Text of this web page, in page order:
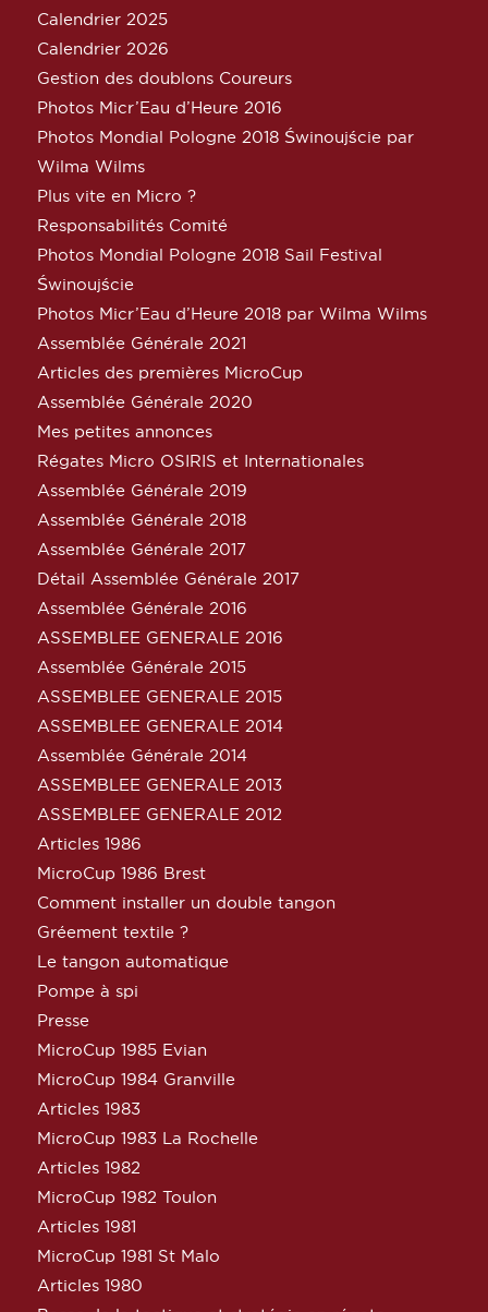
Calendrier 2025
Calendrier 2026
Gestion des doublons Coureurs
Photos Micr’Eau d’Heure 2016
Photos Mondial Pologne 2018 Świnoujście par
Wilma Wilms
Plus vite en Micro ?
Responsabilités Comité
Photos Mondial Pologne 2018 Sail Festival
Świnoujście
Photos Micr’Eau d’Heure 2018 par Wilma Wilms
Assemblée Générale 2021
Articles des premières MicroCup
Assemblée Générale 2020
Mes petites annonces
Régates Micro OSIRIS et Internationales
Assemblée Générale 2019
Assemblée Générale 2018
Assemblée Générale 2017
Détail Assemblée Générale 2017
Assemblée Générale 2016
ASSEMBLEE GENERALE 2016
Assemblée Générale 2015
ASSEMBLEE GENERALE 2015
ASSEMBLEE GENERALE 2014
Assemblée Générale 2014
ASSEMBLEE GENERALE 2013
ASSEMBLEE GENERALE 2012
Articles 1986
MicroCup 1986 Brest
Comment installer un double tangon
Gréement textile ?
Le tangon automatique
Pompe à spi
Presse
MicroCup 1985 Evian
MicroCup 1984 Granville
Articles 1983
MicroCup 1983 La Rochelle
Articles 1982
MicroCup 1982 Toulon
Articles 1981
MicroCup 1981 St Malo
Articles 1980